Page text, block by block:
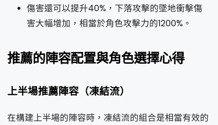
傷害還可以提升40%，下落攻擊的墜地衝擊傷
害大幅增加，相當於角色攻擊力的1200%。
推薦的陣容配置與角色選擇心得
上半場推薦陣容（凍結流）
在構建上半場的陣容時，凍結流的組合是相當有效的